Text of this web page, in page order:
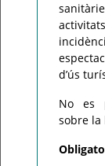
d’ús
No es
sobre la